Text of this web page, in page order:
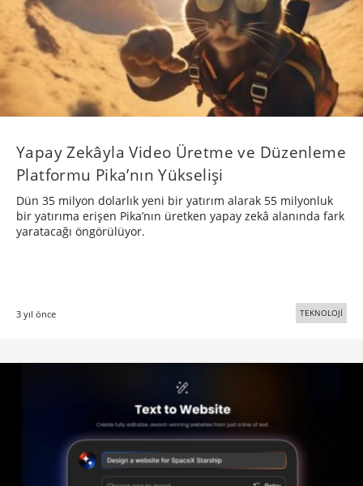
Yapay Zekâyla Video Üretme ve Düzenleme
Platformu Pika’nın Yükselişi
Dün 35 milyon dolarlık yeni bir yatırım alarak 55 milyonluk
bir yatırıma erişen Pika’nın üretken yapay zekâ alanında fark
yaratacağı öngörülüyor.
3 yıl önce TEKNOLOJİ